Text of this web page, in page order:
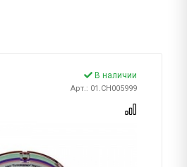
В наличии
Арт.: 01.CH005999